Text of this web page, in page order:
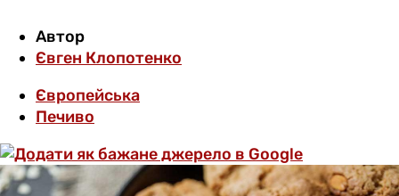
Автор
Євген Клопотенко
Європейська
Печиво